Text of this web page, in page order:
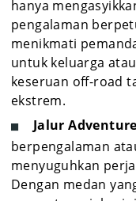
hanya
pengalaman
menikmati
untuk keluarga
keseruan off-road
ekstrem.
Jalur
berpengalaman
menyuguhkan
Dengan medan